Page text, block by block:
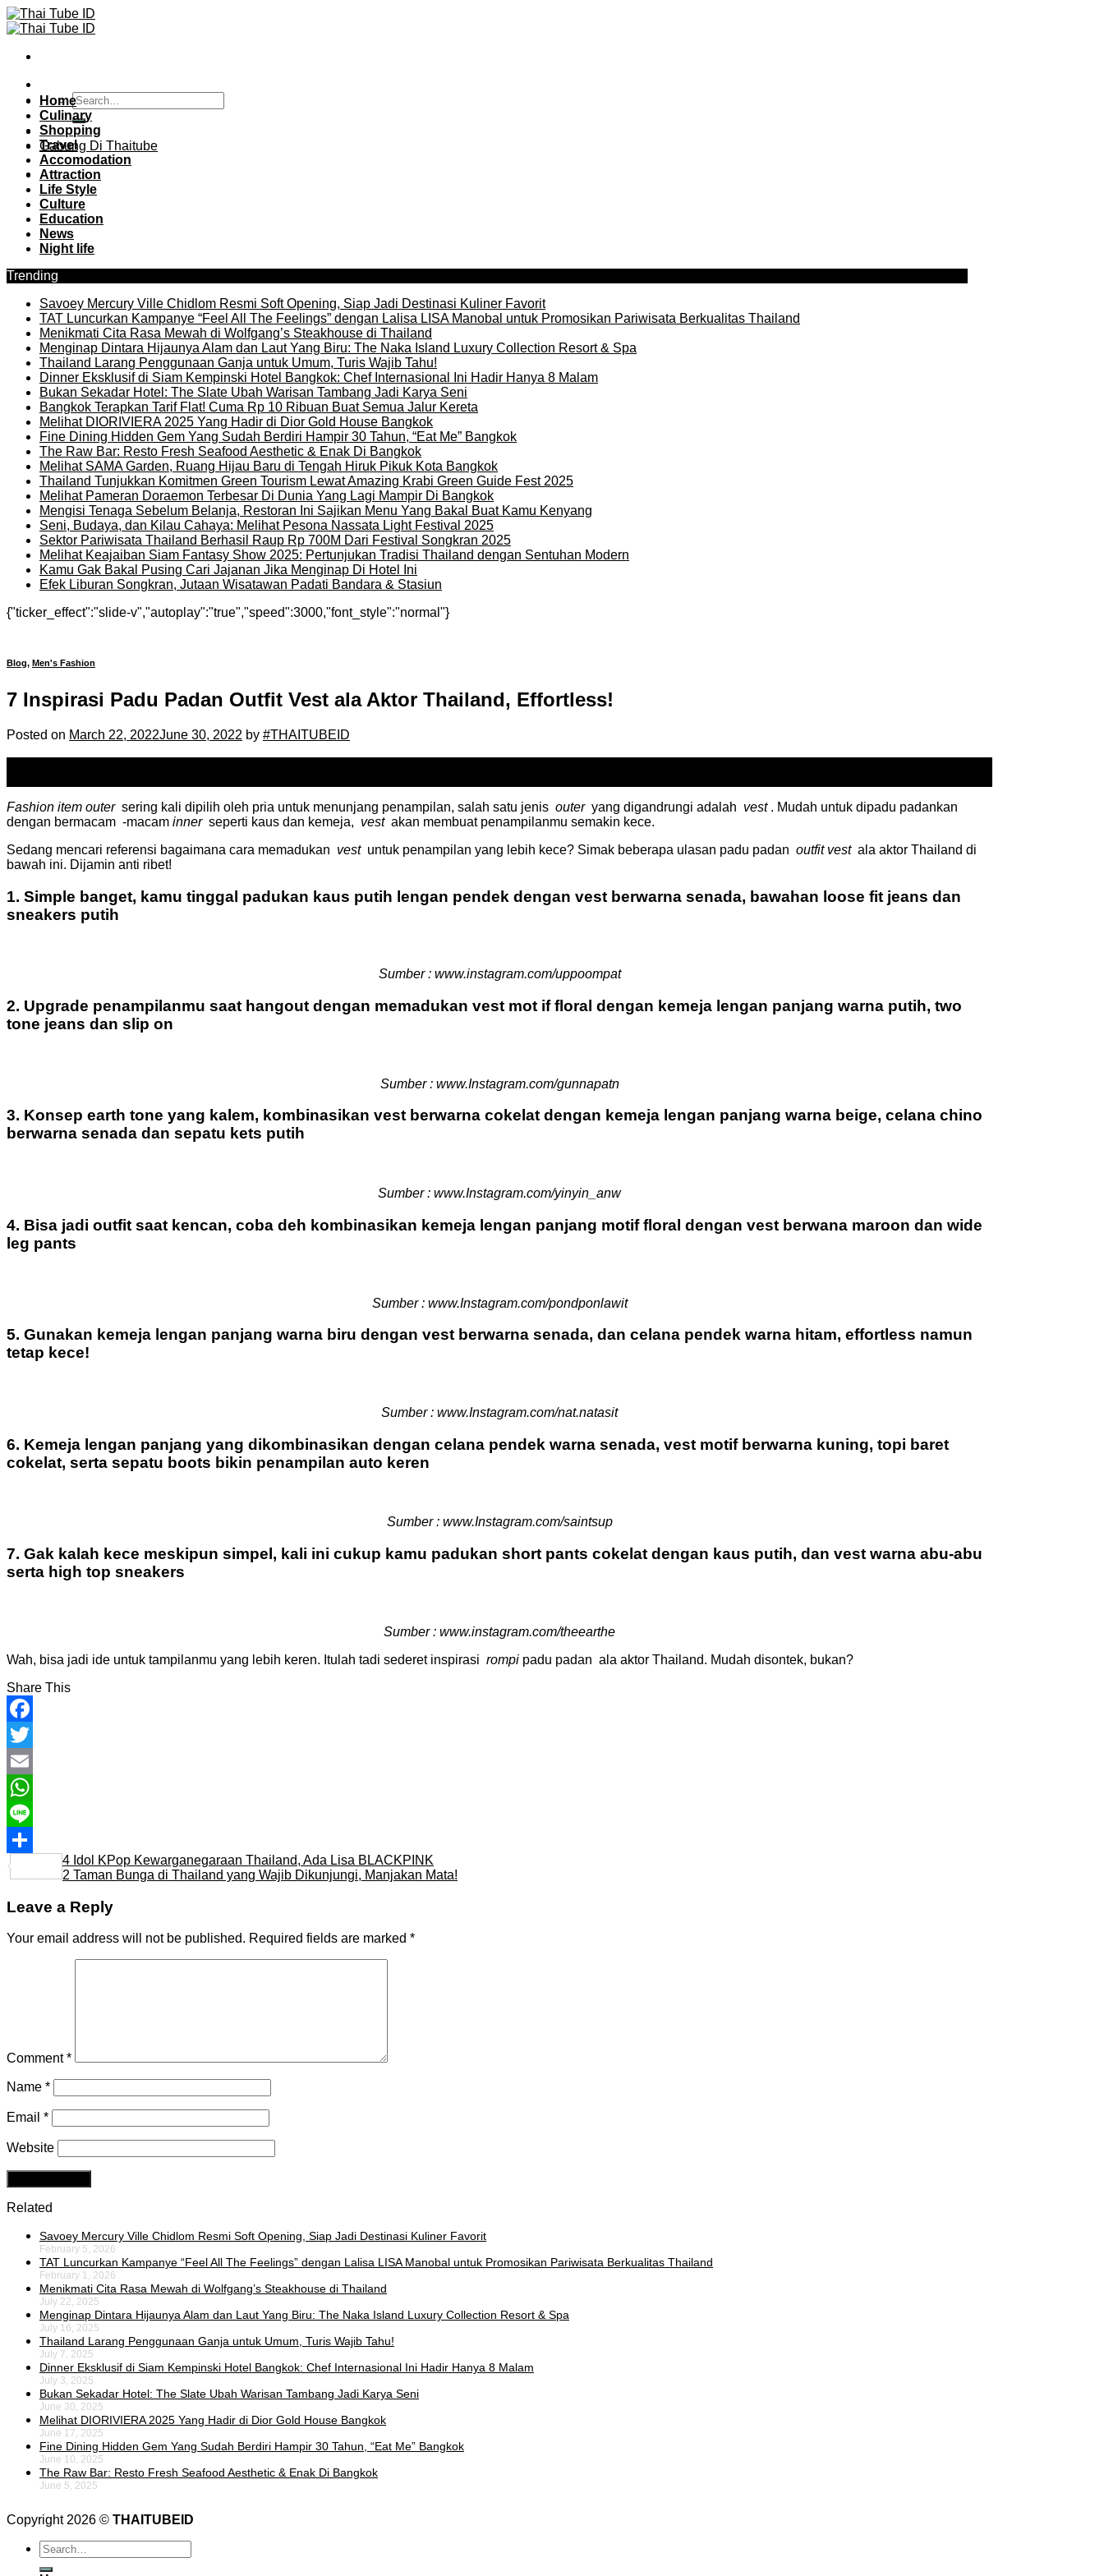
Skip
to
Gabung Di Thaitube
Home
Culinary
Shopping
Travel
Accomodation
Attraction
Life Style
Culture
Education
News
Night life
Trending
Savoey Mercury Ville Chidlom Resmi Soft Opening, Siap Jadi Destinasi Kuliner Favorit
TAT Luncurkan Kampanye “Feel All The Feelings” dengan Lalisa LISA Manobal untuk Promosikan Pariwisata Berkualitas Thailand
Menikmati Cita Rasa Mewah di Wolfgang’s Steakhouse di Thailand
Menginap Dintara Hijaunya Alam dan Laut Yang Biru: The Naka Island Luxury Collection Resort & Spa
Thailand Larang Penggunaan Ganja untuk Umum, Turis Wajib Tahu!
Dinner Eksklusif di Siam Kempinski Hotel Bangkok: Chef Internasional Ini Hadir Hanya 8 Malam
Bukan Sekadar Hotel: The Slate Ubah Warisan Tambang Jadi Karya Seni
Bangkok Terapkan Tarif Flat! Cuma Rp 10 Ribuan Buat Semua Jalur Kereta
Melihat DIORIVIERA 2025 Yang Hadir di Dior Gold House Bangkok
Fine Dining Hidden Gem Yang Sudah Berdiri Hampir 30 Tahun, “Eat Me” Bangkok
The Raw Bar: Resto Fresh Seafood Aesthetic & Enak Di Bangkok
Melihat SAMA Garden, Ruang Hijau Baru di Tengah Hiruk Pikuk Kota Bangkok
Thailand Tunjukkan Komitmen Green Tourism Lewat Amazing Krabi Green Guide Fest 2025
Melihat Pameran Doraemon Terbesar Di Dunia Yang Lagi Mampir Di Bangkok
Mengisi Tenaga Sebelum Belanja, Restoran Ini Sajikan Menu Yang Bakal Buat Kamu Kenyang
Seni, Budaya, dan Kilau Cahaya: Melihat Pesona Nassata Light Festival 2025
Sektor Pariwisata Thailand Berhasil Raup Rp 700M Dari Festival Songkran 2025
Melihat Keajaiban Siam Fantasy Show 2025: Pertunjukan Tradisi Thailand dengan Sentuhan Modern
Kamu Gak Bakal Pusing Cari Jajanan Jika Menginap Di Hotel Ini
Efek Liburan Songkran, Jutaan Wisatawan Padati Bandara & Stasiun
{"ticker_effect":"slide-v","autoplay":"true","speed":3000,"font_style":"normal"}
Blog, Men's Fashion
7 Inspirasi Padu Padan Outfit Vest ala Aktor Thailand, Effortless!
Posted on March 22, 2022June 30, 2022 by #THAITUBEID
Fashion item outersering kali dipilih oleh pria untuk menunjang penampilan, salah satu jenis outeryang digandrungi adalah vest. Mudah untuk dipadu padankan
dengan bermacam -macam innerseperti kaus dan kemeja, vestakan membuat penampilanmu semakin kece.
Sedang mencari referensi bagaimana cara memadukan vestuntuk penampilan yang lebih kece? Simak beberapa ulasan padu padan outfit vestala aktor Thailand di
bawah ini. Dijamin anti ribet!
1. Simple banget, kamu tinggal padukan kaus putih lengan pendek dengan vest berwarna senada, bawahan loose fit jeans dan
sneakers putih
Sumber : www.instagram.com/uppoompat
2. Upgrade penampilanmu saat hangout dengan memadukan vest mot if floral dengan kemeja lengan panjang warna putih, two
tone jeans dan slip on
Sumber : www.Instagram.com/gunnapatn
3. Konsep earth tone yang kalem, kombinasikan vest berwarna cokelat dengan kemeja lengan panjang warna beige, celana chino
berwarna senada dan sepatu kets putih
Sumber : www.Instagram.com/yinyin_anw
4. Bisa jadi outfit saat kencan, coba deh kombinasikan kemeja lengan panjang motif floral dengan vest berwana maroon dan wide
leg pants
Sumber : www.Instagram.com/pondponlawit
5. Gunakan kemeja lengan panjang warna biru dengan vest berwarna senada, dan celana pendek warna hitam, effortless namun
tetap kece!
Sumber : www.Instagram.com/nat.natasit
6. Kemeja lengan panjang yang dikombinasikan dengan celana pendek warna senada, vest motif berwarna kuning, topi baret
cokelat, serta sepatu boots bikin penampilan auto keren
Sumber : www.Instagram.com/saintsup
7. Gak kalah kece meskipun simpel, kali ini cukup kamu padukan short pants cokelat dengan kaus putih, dan vest warna abu-abu
serta high top sneakers
Sumber : www.instagram.com/theearthe
Wah, bisa jadi ide untuk tampilanmu yang lebih keren. Itulah tadi sederet inspirasi rompi padu padan ala aktor Thailand. Mudah disontek, bukan?
Share This
Facebook
Twitter
Email
WhatsApp
Line
Share
4 Idol KPop Kewarganegaraan Thailand, Ada Lisa BLACKPINK
2 Taman Bunga di Thailand yang Wajib Dikunjungi, Manjakan Mata!
Leave a Reply
Your email address will not be published. Required fields are marked *
Comment*
Name *
Email *
Website
Related
Savoey Mercury Ville Chidlom Resmi Soft Opening, Siap Jadi Destinasi Kuliner Favorit
February 5, 2026
TAT Luncurkan Kampanye “Feel All The Feelings” dengan Lalisa LISA Manobal untuk Promosikan Pariwisata Berkualitas Thailand
February 1, 2026
Menikmati Cita Rasa Mewah di Wolfgang’s Steakhouse di Thailand
July 22, 2025
Menginap Dintara Hijaunya Alam dan Laut Yang Biru: The Naka Island Luxury Collection Resort & Spa
July 16, 2025
Thailand Larang Penggunaan Ganja untuk Umum, Turis Wajib Tahu!
July 7, 2025
Dinner Eksklusif di Siam Kempinski Hotel Bangkok: Chef Internasional Ini Hadir Hanya 8 Malam
July 3, 2025
Bukan Sekadar Hotel: The Slate Ubah Warisan Tambang Jadi Karya Seni
June 30, 2025
Melihat DIORIVIERA 2025 Yang Hadir di Dior Gold House Bangkok
June 17, 2025
Fine Dining Hidden Gem Yang Sudah Berdiri Hampir 30 Tahun, “Eat Me” Bangkok
June 10, 2025
The Raw Bar: Resto Fresh Seafood Aesthetic & Enak Di Bangkok
June 5, 2025
Copyright 2026 © THAITUBEID